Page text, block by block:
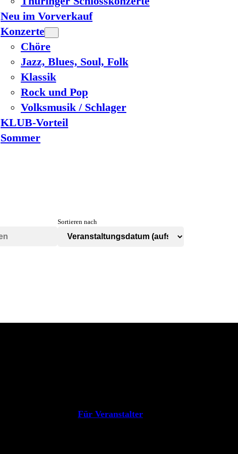
Neu im Vorverkauf
Konzerte
Chöre
Jazz, Blues, Soul, Folk
Klassik
Rock und Pop
Volksmusik / Schlager
KLUB-Vorteil
Sommer
Sortieren nach
Für Veranstalter